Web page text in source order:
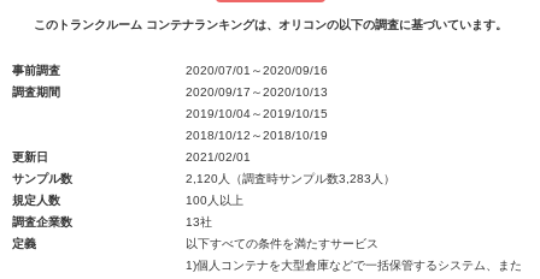
このトランクルーム コンテナランキングは、オリコンの以下の調査に基づいています。
事前調査
2020/07/01～2020/09/16
調査期間
2020/09/17～2020/10/13
2019/10/04～2019/10/15
2018/10/12～2018/10/19
更新日
2021/02/01
サンプル数
2,120人（調査時サンプル数3,283人）
規定人数
100人以上
調査企業数
13社
定義
以下すべての条件を満たすサービス
1)個人コンテナを大型倉庫などで一括保管するシステム、また